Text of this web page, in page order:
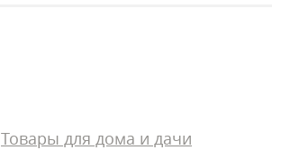
Товары для дома и дачи